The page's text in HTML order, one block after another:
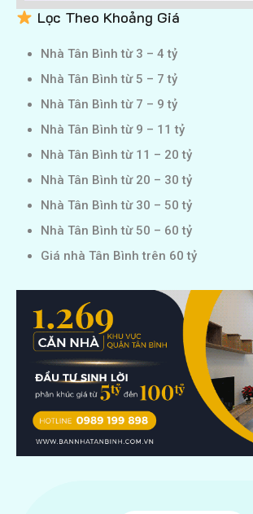
Lọc Theo Khoảng Giá
Nhà Tân Bình từ 3 – 4 tỷ
Nhà Tân Bình từ 5 – 7 tỷ
Nhà Tân Bình từ 7 – 9 tỷ
Nhà Tân Bình từ 9 – 11 tỷ
Nhà Tân Bình từ 11 – 20 tỷ
Nhà Tân Bình từ 20 – 30 tỷ
Nhà Tân Bình từ 30 – 50 tỷ
Nhà Tân Bình từ 50 – 60 tỷ
Giá nhà Tân Bình trên 60 tỷ